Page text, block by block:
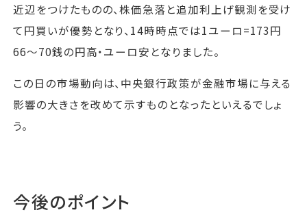
近辺をつけたものの、株価急落と追加利上げ観測を受け
て円買いが優勢となり、14時時点では1ユーロ=173円
66～70銭の円高・ユーロ安となりました。
この日の市場動向は、中央銀行政策が金融市場に与える
影響の大きさを改めて示すものとなったといえるでしょ
う。
今後のポイント